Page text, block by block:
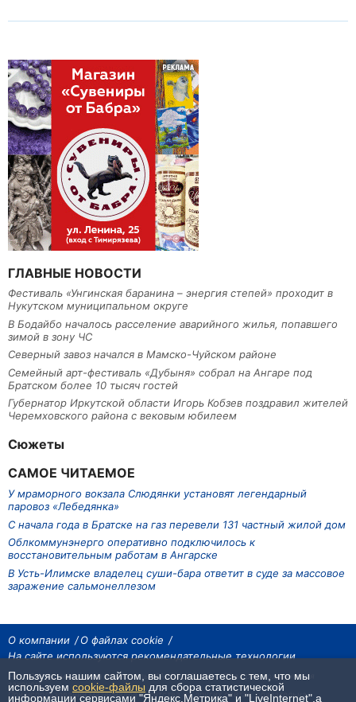
ГЛАВНЫЕ НОВОСТИ
Фестиваль «Унгинская баранина – энергия степей» проходит в
Нукутском муниципальном округе
В Бодайбо началось расселение аварийного жилья, попавшего
зимой в зону ЧС
Северный завоз начался в Мамско-Чуйском районе
Семейный арт-фестиваль «Дубыня» собрал на Ангаре под
Братском более 10 тысяч гостей
Губернатор Иркутской области Игорь Кобзев поздравил жителей
Черемховского района с вековым юбилеем
Сюжеты
САМОЕ ЧИТАЕМОЕ
У мраморного вокзала Слюдянки установят легендарный
паровоз «Лебедянка»
С начала года в Братске на газ перевели 131 частный жилой дом
Облкоммунэнерго оперативно подключилось к
восстановительным работам в Ангарске
В Усть-Илимске владелец суши-бара ответит в суде за массовое
заражение сальмонеллезом
О компании
О файлах cookie
На сайте используются рекомендательные технологии
На сайте размещаются материалы ИА «Наш Север». Все права охраняются
законом.
При использовании материалов агентства на других сайтах, обязательна
Пользуясь нашим сайтом, вы соглашаетесь с тем, что мы
используем cookie-файлы для сбора статистической
информации сервисами "Яндекс.Метрика" и "LiveInternet",а